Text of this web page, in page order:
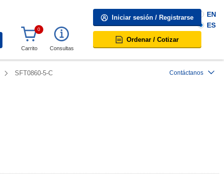
Iniciar sesión / Registrarse
0
Carrito Consultas
Ordenar / Cotizar
EN
ES
SFT0860-5-C Contáctanos